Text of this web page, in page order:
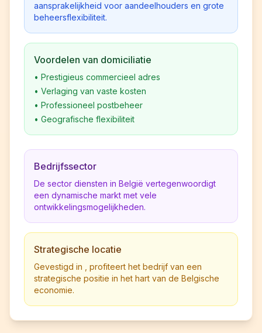
aansprakelijkheid voor aandeelhouders en grote
beheersflexibiliteit.
Voordelen van domiciliatie
• Prestigieus commercieel adres
• Verlaging van vaste kosten
• Professioneel postbeheer
• Geografische flexibiliteit
Bedrijfssector
De sector diensten in België vertegenwoordigt
een dynamische markt met vele
ontwikkelingsmogelijkheden.
Strategische locatie
Gevestigd in , profiteert het bedrijf van een
strategische positie in het hart van de Belgische
economie.